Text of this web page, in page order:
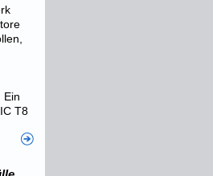
Ein
T8